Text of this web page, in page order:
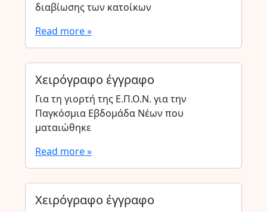
διαβίωσης των κατοίκων
Read more »
Χειρόγραφο έγγραφο
Για τη γιορτή της Ε.Π.Ο.Ν. για την
Παγκόσμια Εβδομάδα Νέων που
ματαιώθηκε
Read more »
Χειρόγραφο έγγραφο